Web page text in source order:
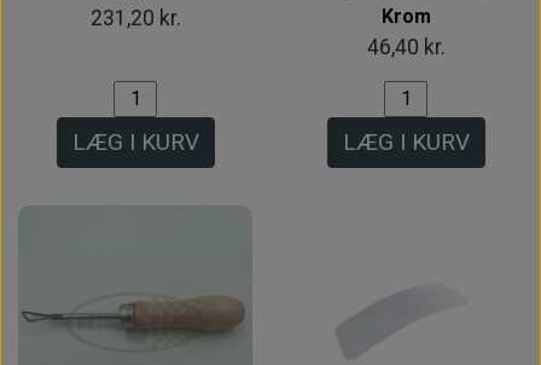
231,20 kr.
LÆG I KURV
Krom
46,40 kr.
LÆG I KURV